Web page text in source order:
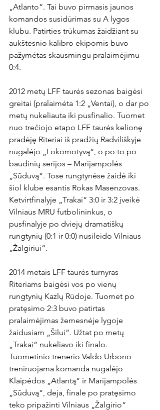
„Atlanto“. Tai buvo pirmasis jaunos
komandos susidūrimas su A lygos
klubu. Patirties trūkumas žaidžiant su
aukštesnio kalibro ekipomis buvo
pažymėtas skausmingu pralaimėjimu
0:4.
2012 metų LFF taurės sezonas baigėsi
greitai (pralaimėta 1:2 „Ventai), o dar po
metų nukeliauta iki pusfinalio. Tuomet
nuo trečiojo etapo LFF taurės kelionę
pradėję Riteriai iš pradžių Radviliškyje
nugalėjo „Lokomotyvą“, o po to po
baudinių serijos – Marijampolės
„Sūduvą“. Tose rungtynėse žaidė iki
šiol klube esantis Rokas Masenzovas.
Ketvirtfinalyje „Trakai“ 3:0 ir 3:2 įveikė
Vilniaus MRU futbolininkus, o
pusfinalyje po dviejų dramatiškų
rungtynių (0:1 ir 0:0) nusileido Vilniaus
„Žalgiriui“.
2014 metais LFF taurės turnyras
Riteriams baigėsi vos po vienų
rungtynių Kazlų Rūdoje. Tuomet po
pratęsimo 2:3 buvo patirtas
pralaimėjimas žemesnėje lygoje
žaidusiam „Šilui“. Užtat po metų
„Trakai“ nukeliavo iki finalo.
Tuometinio trenerio Valdo Urbono
treniruojama komanda nugalėjo
Klaipėdos „Atlantą“ ir Marijampolės
„Sūduvą“, deja, finale po pratęsimo
teko pripažinti Vilniaus „Žalgirio“